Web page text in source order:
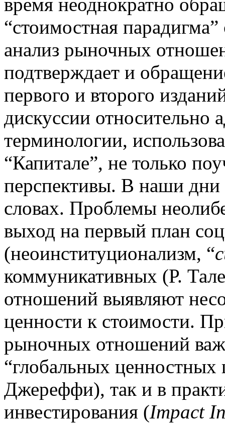
“стоимостная
анализ рыночных
подтверждает и
первого и второго
дискуссии относительно
терминологии,
“Капитале”, не только
перспективы. В наши дни
словах. Проблемы
выход на первый план
(неоинституционализм, “
коммуникативных (Р.
отношений выявляют
ценности к стоимости.
рыночных отношений
“глобальных
Джереффи), так и в
инвестирования (Impact